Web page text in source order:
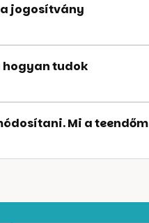
jogosítvány
hogyan tudok
Mi a teendőm